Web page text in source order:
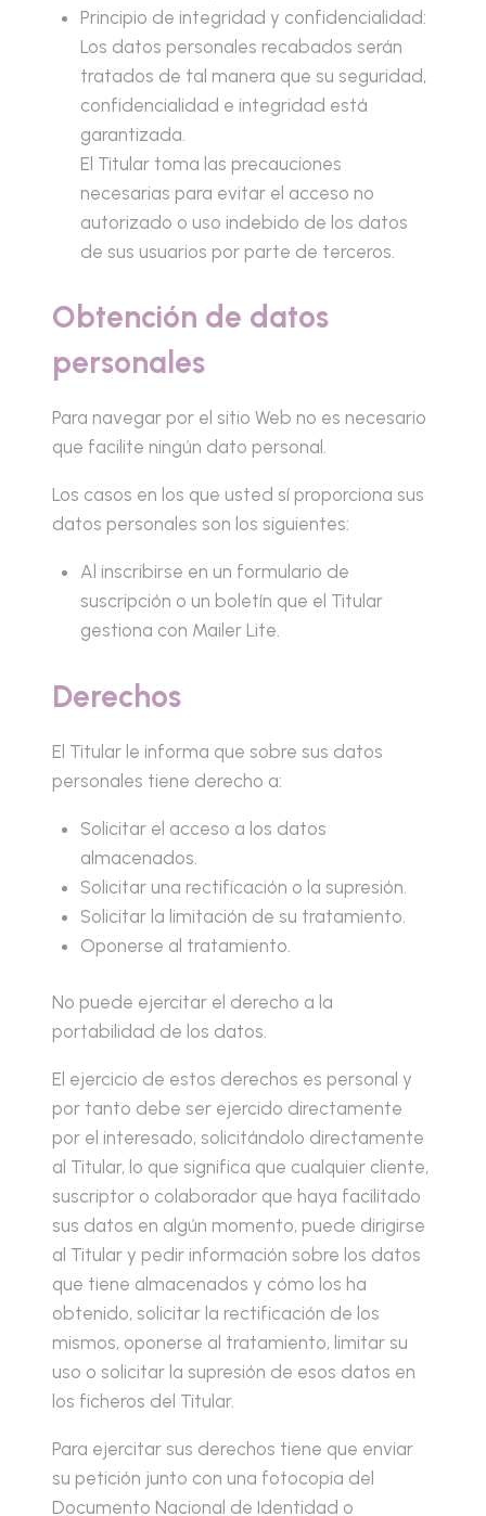
Principio de integridad y confidencialidad:
Los datos personales recabados serán
tratados de tal manera que su seguridad,
confidencialidad e integridad está
garantizada.
El Titular toma las precauciones
necesarias para evitar el acceso no
autorizado o uso indebido de los datos
de sus usuarios por parte de terceros.
Obtención de datos
personales
Para navegar por el sitio Web no es necesario
que facilite ningún dato personal.
Los casos en los que usted sí proporciona sus
datos personales son los siguientes:
Al inscribirse en un formulario de
suscripción o un boletín que el Titular
gestiona con Mailer Lite.
Derechos
El Titular le informa que sobre sus datos
personales tiene derecho a:
Solicitar el acceso a los datos
almacenados.
Solicitar una rectificación o la supresión.
Solicitar la limitación de su tratamiento.
Oponerse al tratamiento.
No puede ejercitar el derecho a la
portabilidad de los datos.
El ejercicio de estos derechos es personal y
por tanto debe ser ejercido directamente
por el interesado, solicitándolo directamente
al Titular, lo que significa que cualquier cliente,
suscriptor o colaborador que haya facilitado
sus datos en algún momento, puede dirigirse
al Titular y pedir información sobre los datos
que tiene almacenados y cómo los ha
obtenido, solicitar la rectificación de los
mismos, oponerse al tratamiento, limitar su
uso o solicitar la supresión de esos datos en
los ficheros del Titular.
Para ejercitar sus derechos tiene que enviar
su petición junto con una fotocopia del
Documento Nacional de Identidad o